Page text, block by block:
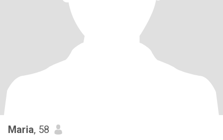
Maria, 58